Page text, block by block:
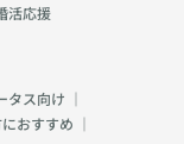
活応援
タス向け ｜
おすすめ ｜